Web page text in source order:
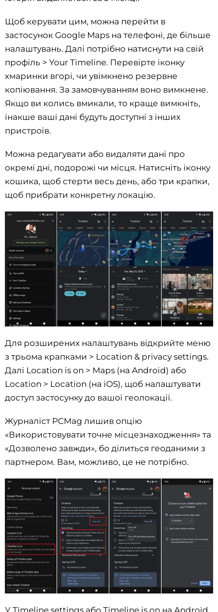
Щоб керувати цим, можна перейти в
застосунок Google Maps на телефоні, де більше
налаштувань. Далі потрібно натиснути на свій
профіль > Your Timeline. Перевірте іконку
хмаринки вгорі, чи увімкнено резервне
копіювання. За замовчуванням воно вимкнене.
Якщо ви колись вмикали, то краще вимкніть,
інакше ваші дані будуть доступні з інших
пристроїв.
Можна редагувати або видаляти дані про
окремі дні, подорожі чи місця. Натисніть іконку
кошика, щоб стерти весь день, або три крапки,
щоб прибрати конкретну локацію.
Для розширених налаштувань відкрийте меню
з трьома крапками > Location & privacy settings.
Далі Location is on > Maps (на Android) або
Location > Location (на iOS), щоб налаштувати
доступ застосунку до вашої геолокації.
Журналіст PCMag лишив опцію
«Використовувати точне місцезнаходження» та
«Дозволено завжди», бо ділиться геоданими з
партнером. Вам, можливо, це не потрібно.